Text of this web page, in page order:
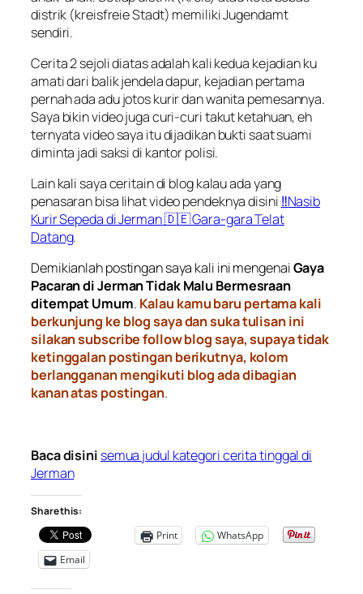
distrik (kreisfreie Stadt) memiliki Jugendamt
sendiri.
Cerita 2 sejoli diatas adalah kali kedua kejadian ku
amati dari balik jendela dapur, kejadian pertama
pernah ada adu jotos kurir dan wanita pemesannya.
Saya bikin video juga curi-curi takut ketahuan, eh
ternyata video saya itu dijadikan bukti saat suami
diminta jadi saksi di kantor polisi.
Lain kali saya ceritain di blog kalau ada yang
penasaran bisa lihat video pendeknya disini ‼️Nasib
Kurir Sepeda di Jerman 🇩🇪 Gara-gara Telat
Datang.
Demikianlah postingan saya kali ini mengenaiGaya
Pacaran di Jerman Tidak Malu Bermesraan
ditempat Umum. Kalau kamu baru pertama kali
berkunjung ke blog saya dan suka tulisan ini
silakan subscribe follow blog saya, supaya tidak
ketinggalan postingan berikutnya, kolom
berlangganan mengikuti blog ada dibagian
kanan atas postingan.
Baca disini semua judul kategori cerita tinggal di
Jerman
Share this:
Print
WhatsApp
Email